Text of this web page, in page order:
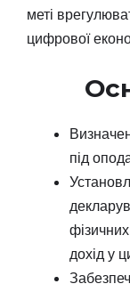
меті
цифрової
під
дохід у